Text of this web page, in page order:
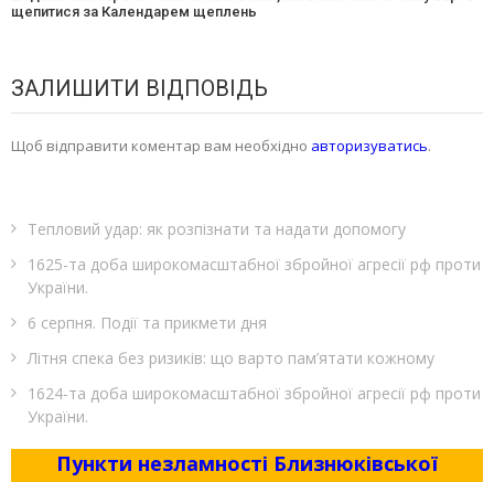
щепитися за Календарем щеплень
ЗАЛИШИТИ ВІДПОВІДЬ
Щоб відправити коментар вам необхідно авторизуватись.
Тепловий удар: як розпізнати та надати допомогу
1625-та доба широкомасштабної збройної агресії рф проти
України.
6 серпня. Події та прикмети дня
Літня спека без ризиків: що варто пам’ятати кожному
1624-та доба широкомасштабної збройної агресії рф проти
України.
Пункти незламності Близнюківської